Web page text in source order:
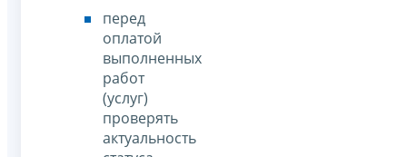
перед
оплатой
выполненных
работ
(услуг)
проверять
актуальность